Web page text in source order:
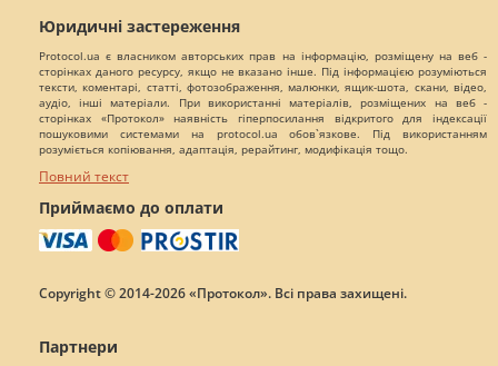
Юридичні застереження
Protocol.ua є власником авторських прав на інформацію, розміщену на веб -
сторінках даного ресурсу, якщо не вказано інше. Під інформацією розуміються
тексти, коментарі, статті, фотозображення, малюнки, ящик-шота, скани, відео,
аудіо, інші матеріали. При використанні матеріалів, розміщених на веб -
сторінках «Протокол» наявність гіперпосилання відкритого для індексації
пошуковими системами на protocol.ua обов`язкове. Під використанням
розуміється копіювання, адаптація, рерайтинг, модифікація тощо.
Повний текст
Приймаємо до оплати
Copyright © 2014-2026 «Протокол». Всі права захищені.
Партнери